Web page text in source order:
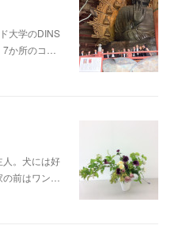
大学のDINS
か所のコ…
人。犬には好
前はワン…